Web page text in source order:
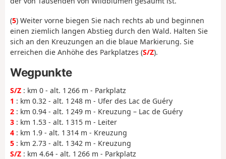
(5) Weiter vorne biegen Sie nach rechts ab und beginnen
einen ziemlich langen Abstieg durch den Wald. Halten Sie
sich an den Kreuzungen an die blaue Markierung. Sie
erreichen die Anhöhe des Parkplatzes (S/Z).
Wegpunkte
S/Z : km 0 - alt. 1 266 m - Parkplatz
1 : km 0.32 - alt. 1 248 m - Ufer des Lac de Guéry
2 : km 0.94 - alt. 1 249 m - Kreuzung – Lac de Guéry
3 : km 1.53 - alt. 1 315 m - Leiter
4 : km 1.9 - alt. 1 314 m - Kreuzung
5 : km 2.73 - alt. 1 342 m - Kreuzung
S/Z : km 4.64 - alt. 1 266 m - Parkplatz